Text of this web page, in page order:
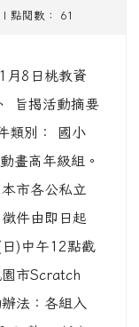
點閱數： 61
月8日桃教資
旨揭活動摘要
類別： 國小
畫高年級組。
市各公私立
件由即日起
)中午12點截
市Scratch
法：各組入